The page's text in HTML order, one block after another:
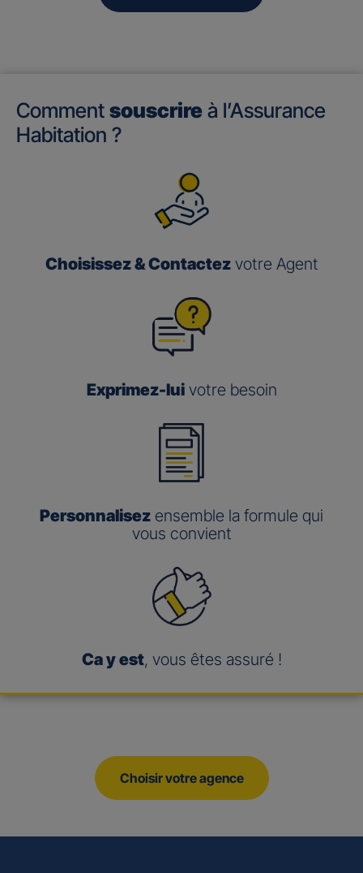
Comment souscrire à l’Assurance
Habitation ?
Choisissez & Contactezvotre Agent
Exprimez-luivotre besoin
Personnalisez ensemble la formule qui
vous convient
Ca y est, vous êtes assuré !
Choisir votre agence